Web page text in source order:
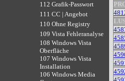
112 Grafik-Passwort
111 CC | Angebot
110 Ohne Registry
109 Vista Fehleranalyse
108 Windows Vista
Oberfläche
107 Windows Vista
Installation
106 Windows Media